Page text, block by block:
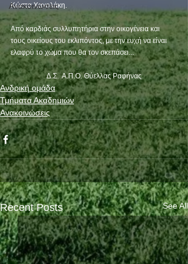
Ανακοινώσεις
Κώστα Χαχολάκη.
Από καρδιάς συλλυπητήρια στην οικογένεια και
τους οικείους του εκλιπόντος, με την ευχή να είναι
ελαφρύ το χώμα που θα τον σκεπάσει...
Δ.Σ.  Α.Π.Ο. Θύελλας Ραφήνας
Ανδρική ομάδα
Τμήματα Ακαδημιών
Ανακοινώσεις
Recent Posts See All